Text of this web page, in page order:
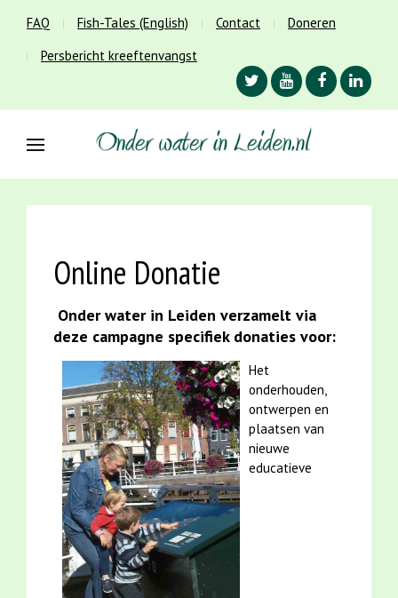
FAQ Fish-Tales (English) Contact
Doneren
Persbericht kreeftenvangst
Online Donatie
Onder water in Leiden verzamelt via
deze campagne specifiek donaties voor:
Het
onderhouden,
ontwerpen en
plaatsen van
nieuwe
educatieve